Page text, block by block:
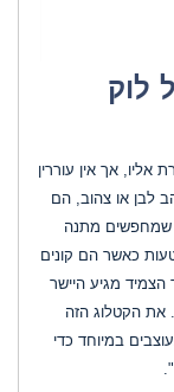
לוק
אך אין עוררין
לבן או צהוב, הם
שמחפשים מתנה
כאשר הם קונים
הצמיד מגיע היישר
את הקטלוג הזה
במיוחד כדי